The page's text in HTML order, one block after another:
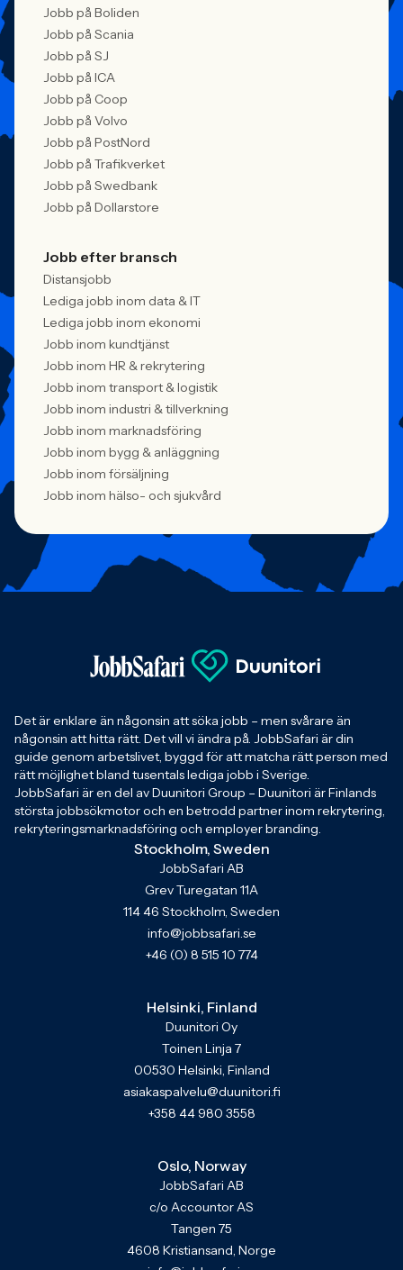
Jobb på Boliden
Jobb på Scania
Jobb på SJ
Jobb på ICA
Jobb på Coop
Jobb på Volvo
Jobb på PostNord
Jobb på Trafikverket
Jobb på Swedbank
Jobb på Dollarstore
Jobb efter bransch
Distansjobb
Lediga jobb inom data & IT
Lediga jobb inom ekonomi
Jobb inom kundtjänst
Jobb inom HR & rekrytering
Jobb inom transport & logistik
Jobb inom industri & tillverkning
Jobb inom marknadsföring
Jobb inom bygg & anläggning
Jobb inom försäljning
Jobb inom hälso- och sjukvård
Det är enklare än någonsin att söka jobb – men svårare än
någonsin att hitta rätt. Det vill vi ändra på. JobbSafari är din
guide genom arbetslivet, byggd för att matcha rätt person med
rätt möjlighet bland tusentals lediga jobb i Sverige.
JobbSafari är en del av Duunitori Group – Duunitori är Finlands
största jobbsökmotor och en betrodd partner inom rekrytering,
rekryteringsmarknadsföring och employer branding.
Stockholm, Sweden
JobbSafari AB
Grev Turegatan 11A
114 46 Stockholm, Sweden
info@jobbsafari.se
+46 (0) 8 515 10 774
Helsinki, Finland
Duunitori Oy
Toinen Linja 7
00530 Helsinki, Finland
asiakaspalvelu@duunitori.fi
+358 44 980 3558
Oslo, Norway
JobbSafari AB
c/o Accountor AS
Tangen 75
4608 Kristiansand, Norge